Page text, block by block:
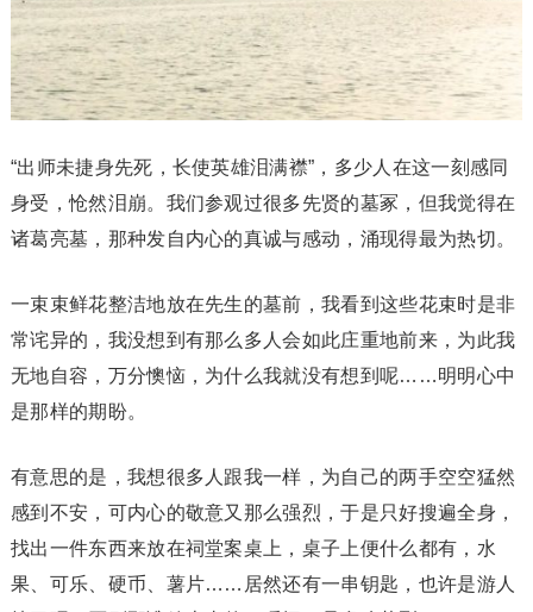
“出师未捷身先死，长使英雄泪满襟”，多少人在这一刻感同
身受，怆然泪崩。我们参观过很多先贤的墓冢，但我觉得在
诸葛亮墓，那种发自内心的真诚与感动，涌现得最为热切。
一束束鲜花整洁地放在先生的墓前，我看到这些花束时是非
常诧异的，我没想到有那么多人会如此庄重地前来，为此我
无地自容，万分懊恼，为什么我就没有想到呢……明明心中
是那样的期盼。
有意思的是，我想很多人跟我一样，为自己的两手空空猛然
感到不安，可内心的敬意又那么强烈，于是只好搜遍全身，
找出一件东西来放在祠堂案桌上，桌子上便什么都有，水
果、可乐、硬币、薯片……居然还有一串钥匙，也许是游人